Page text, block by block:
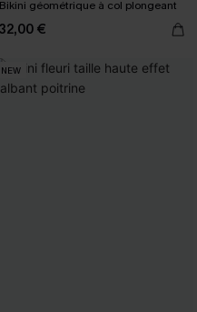
Bikini géométrique à col plongeant
32,00 €
NEW